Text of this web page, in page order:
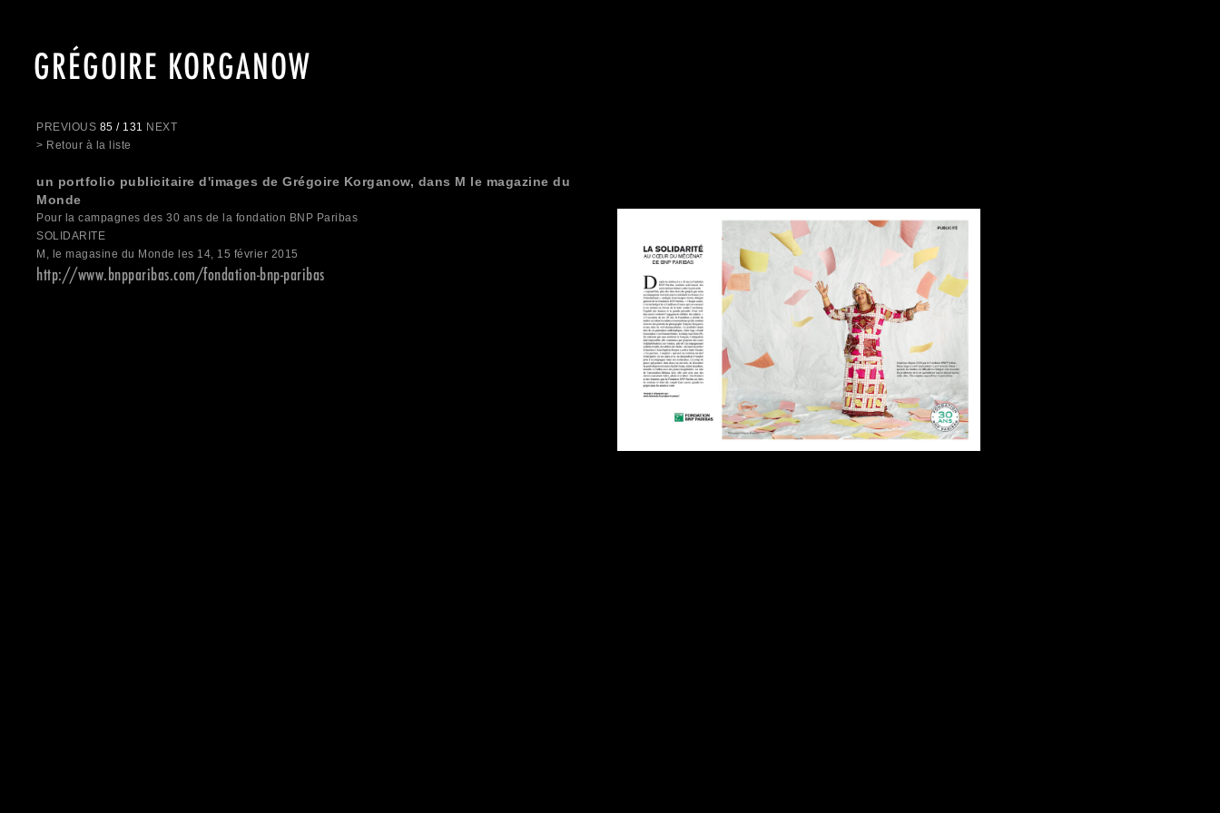
GRÉGOIRE KORGANOW
PREVIOUS 85 / 131 NEXT
> Retour à la liste
un portfolio publicitaire d'images de Grégoire Korganow, dans M le magazine du
Monde
Pour la campagnes des 30 ans de la fondation BNP Paribas
SOLIDARITE
M, le magasine du Monde les 14, 15 février 2015
http://www.bnpparibas.com/fondation-bnp-paribas